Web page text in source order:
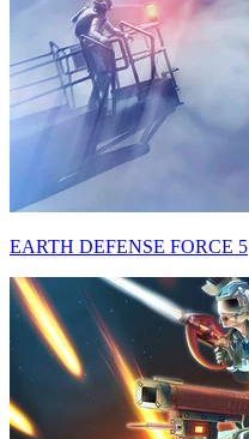
EARTH DEFENSE FORCE 5